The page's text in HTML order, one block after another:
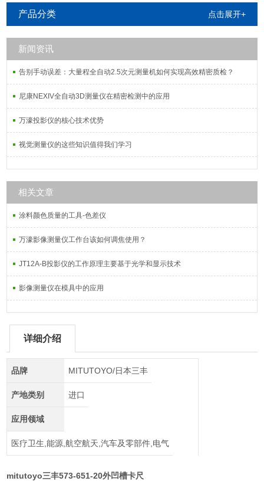
产品分类 点击展开+
新闻资讯
告别手动误差：大量程全自动2.5次元测量机如何实现高效精密质检？
尼康NEXIV全自动3D测量仪在精密检测中的应用
万濠投影仪的核心技术优势
视觉测量仪的这些知识值得我们学习
相关文章
涂料颜色质量的工具-色差仪
万濠影像测量仪工作台该如何调焦使用？
JT12A-B投影仪的工作原理主要基于光学和显示技术
影像测量仪在模具中的应用
详细介绍
品牌 MITUTOYO/日本三丰
产地类别 进口
应用领域
医疗卫生,能源,航空航天,汽车及零部件,电气
mitutoyo三丰573-651-20外凹槽卡尺